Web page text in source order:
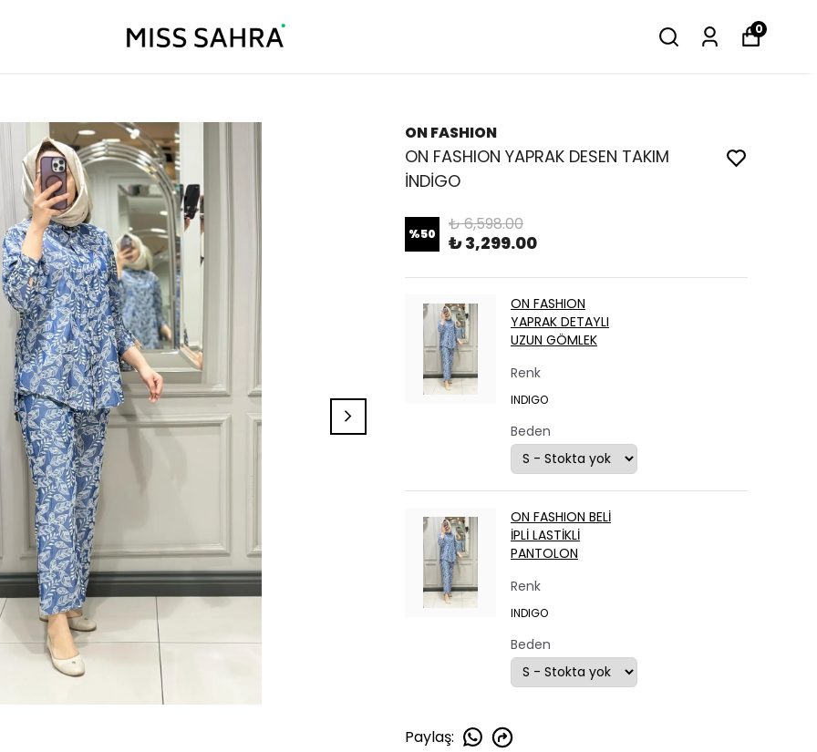
0
ON FASHION
ON FASHION YAPRAK DESEN TAKIM
İNDİGO
%50 ₺ 6,598.00
₺ 3,299.00
ON FASHION
YAPRAK DETAYLI
UZUN GÖMLEK
Renk
INDIGO
Beden
ON FASHION BELİ
İPLİ LASTİKLİ
PANTOLON
Renk
INDIGO
Beden
Paylaş: